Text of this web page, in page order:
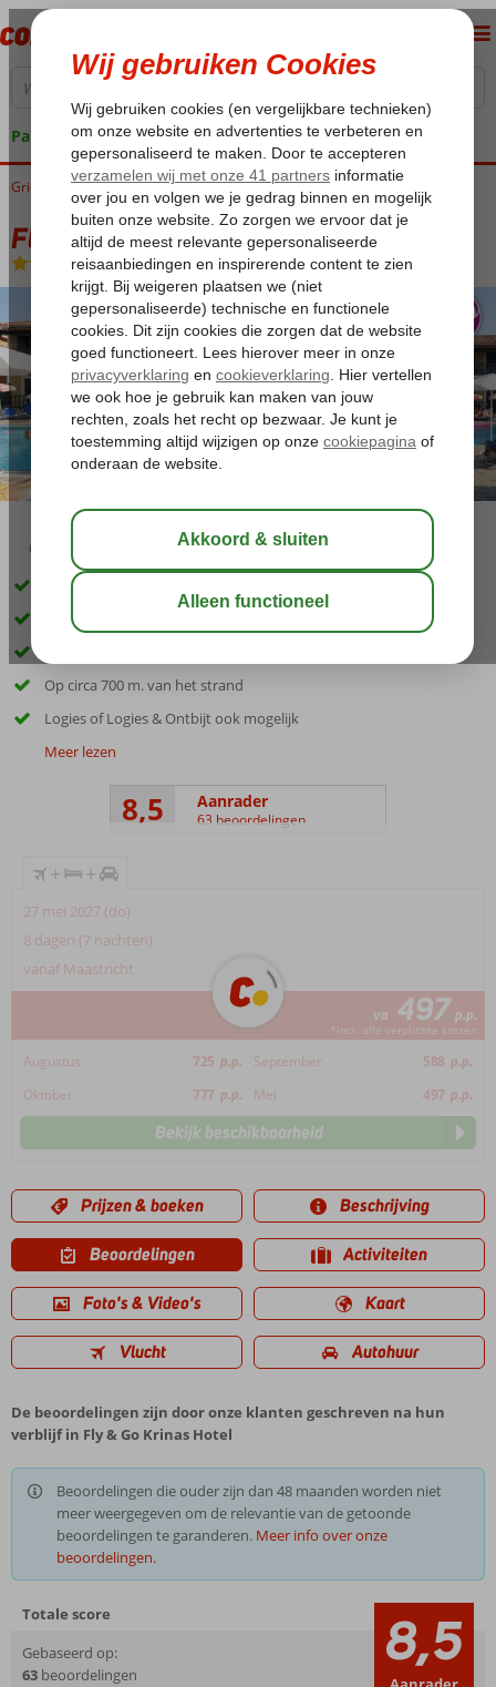
Pakketgarantie
Home
Griekenland Zakynthos Argassi Fly & Go Krinas Hotel
Fly & Go Krinas Hotel
Logies-Aparthotel
03:05
Inclusief huurauto
Kleinschalig hotel vlak bij Argassi
Op circa 700 m. van het strand
Logies of Logies & Ontbijt ook mogelijk
Meer lezen
8,5 Aanrader
63 beoordelingen
+ +
27 mei 2027 (do)
8 dagen (7 nachten)
vanaf Maastricht
va 497 p.p.
*incl. alle verplichte kosten
Augustus 725 p.p. September 588 p.p.
Oktober
777 p.p. Mei 497 p.p.
Bekijk beschikbaarheid
Prijzen & boeken Beschrijving
Beoordelingen Activiteiten
Foto's & Video's Kaart
Vlucht Autohuur
De beoordelingen zijn door onze klanten geschreven na hun
verblijf in Fly & Go Krinas Hotel
Beoordelingen die ouder zijn dan 48 maanden worden niet
meer weergegeven om de relevantie van de getoonde
beoordelingen te garanderen. Meer info over onze
beoordelingen.
Totale score
Gebaseerd op:
63 beoordelingen 8,5